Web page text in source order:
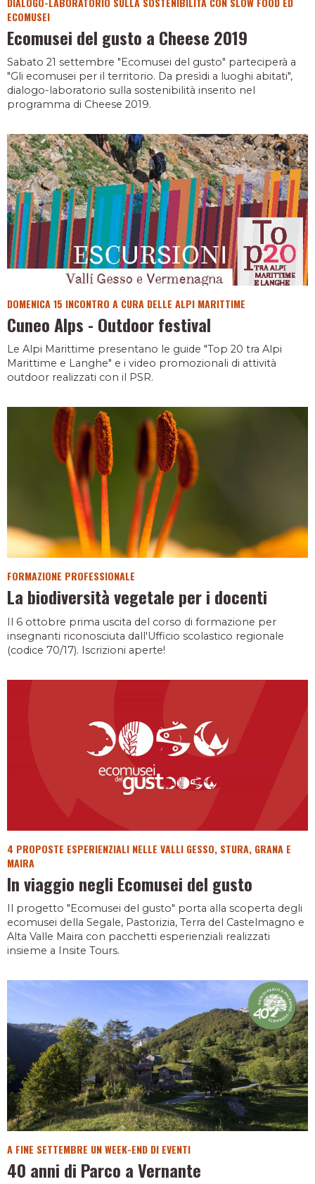
ECOMUSEI
Ecomusei del gusto a Cheese 2019
Sabato 21 settembre "Ecomusei del gusto" parteciperà a
"Gli ecomusei per il territorio. Da presìdi a luoghi abitati",
dialogo-laboratorio sulla sostenibilità inserito nel
programma di Cheese 2019.
DOMENICA 15 INCONTRO A CURA DELLE ALPI MARITTIME
Cuneo Alps - Outdoor festival
Le Alpi Marittime presentano le guide "Top 20 tra Alpi
Marittime e Langhe" e i video promozionali di attività
outdoor realizzati con il PSR.
FORMAZIONE PROFESSIONALE
La biodiversità vegetale per i docenti
Il 6 ottobre prima uscita del corso di formazione per
insegnanti riconosciuta dall'Ufficio scolastico regionale
(codice 70/17). Iscrizioni aperte!
4 PROPOSTE ESPERIENZIALI NELLE VALLI GESSO, STURA, GRANA E
MAIRA
In viaggio negli Ecomusei del gusto
Il progetto "Ecomusei del gusto" porta alla scoperta degli
ecomusei della Segale, Pastorizia, Terra del Castelmagno e
Alta Valle Maira con pacchetti esperienziali realizzati
insieme a Insite Tours.
A FINE SETTEMBRE UN WEEK-END DI EVENTI
40 anni di Parco a Vernante